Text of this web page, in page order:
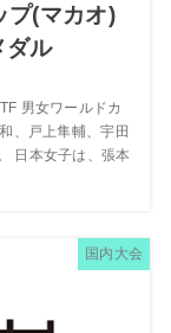
プ(マカオ)
ダル
男女ワールドカ
、戸上隼輔、宇田
日本女子は、張本
国内大会